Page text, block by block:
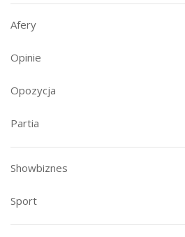
Afery
Opinie
Opozycja
Partia
Showbiznes
Sport